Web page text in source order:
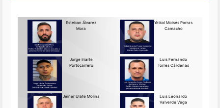
Requerido OIJ Puntarenas:
2069-2026
Agosto 03, 2026
Persona requerida
La Delegación Regional de
Puntarenas del Organismo de
Investigación